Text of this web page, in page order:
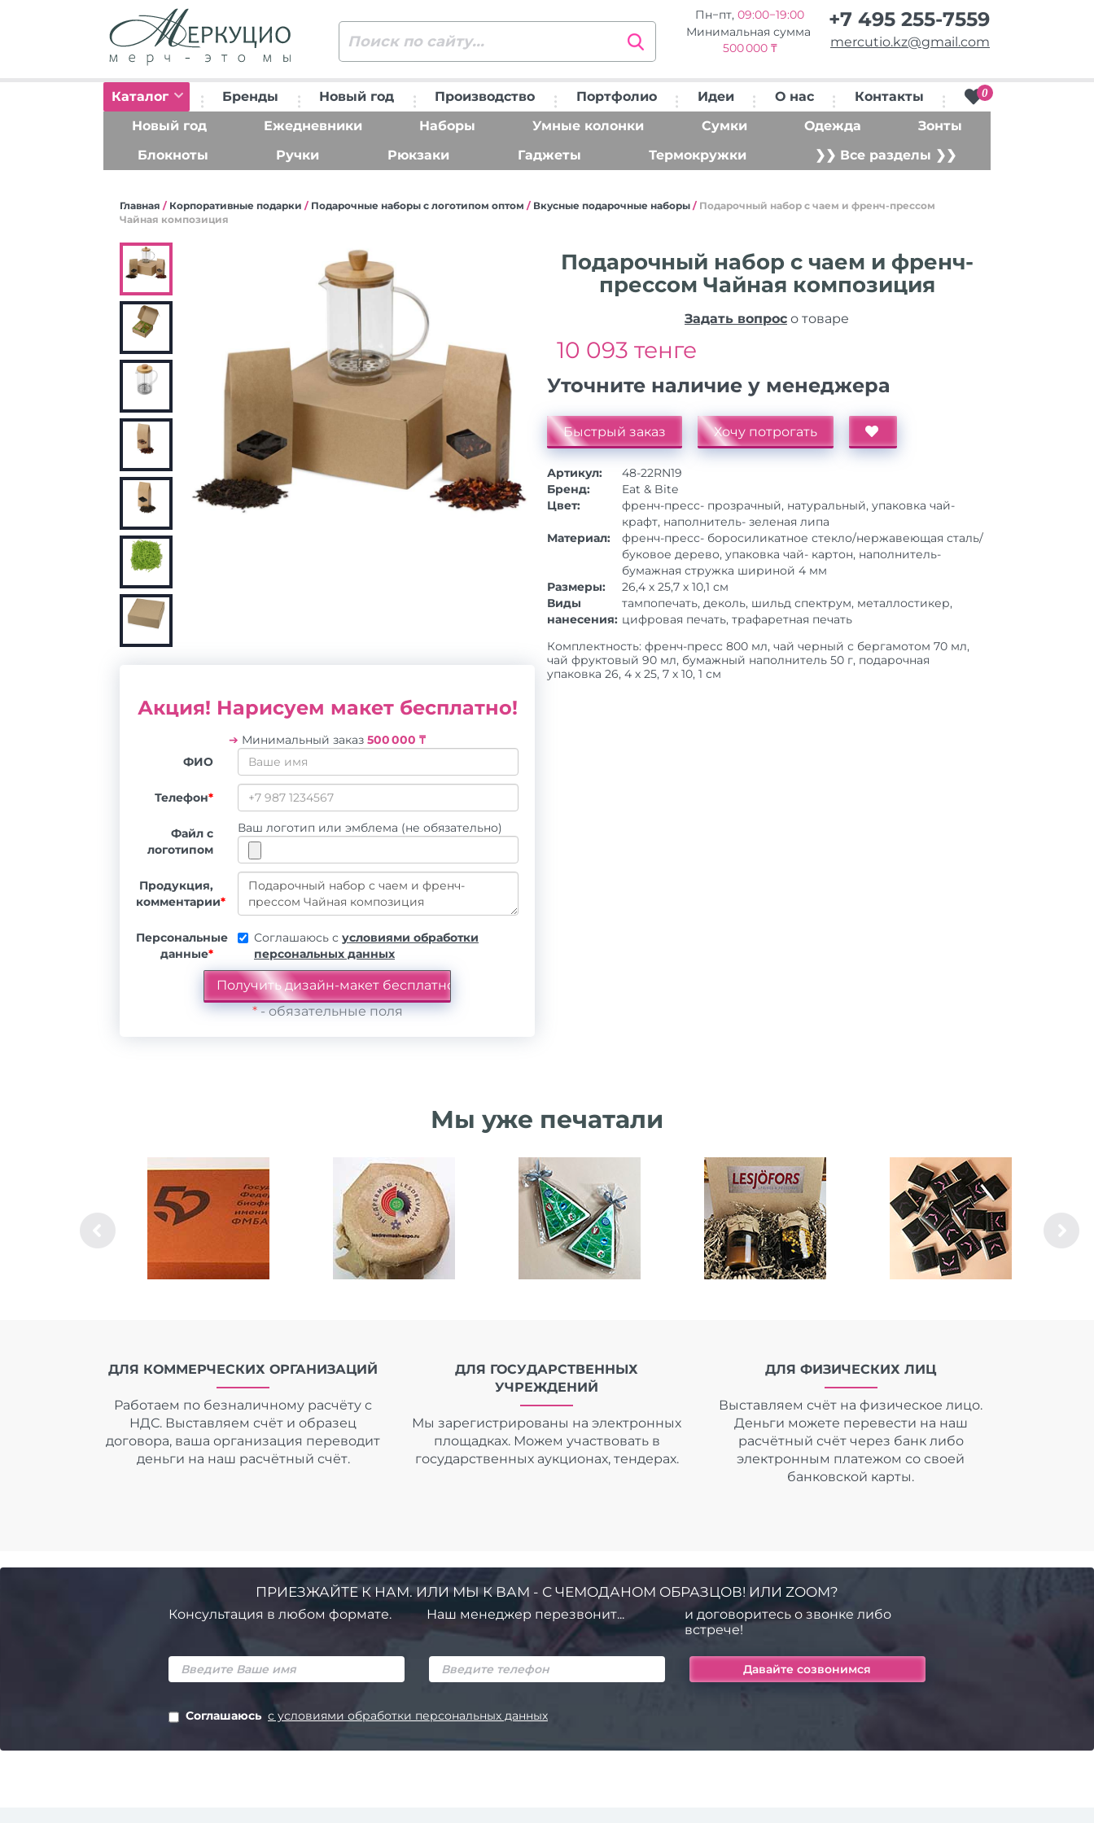
Пн−пт, 09:00−19:00
Минимальная сумма
500 000 ₸
+7 495 255-7559
mercutio.kz@gmail.com
Каталог Бренды Новый год Производство Портфолио Идеи О нас Контакты 0
Новый год Ежедневники Наборы Умные колонки Сумки Одежда
Зонты
Блокноты
Ручки Рюкзаки Гаджеты Термокружки ❯❯ Все разделы ❯❯
Главная / Корпоративные подарки / Подарочные наборы с логотипом оптом / Вкусные подарочные наборы / Подарочный набор с чаем и френч-прессом
Чайная композиция
Акция! Нарисуем макет бесплатно!
➔ Минимальный заказ 500 000 ₸
ФИО
Телефон*
Файл с
логотипом
Ваш логотип или эмблема (не обязательно)
Продукция,
комментарии*
Персональные
данные*
Соглашаюсь с условиями обработки
персональных данных
*- обязательные поля
Подарочный набор с чаем и френч-
прессом Чайная композиция
Задать вопрос о товаре
10 093 тенге
Уточните наличие у менеджера
Быстрый заказ Хочу потрогать
Артикул:
48-22RN19
Бренд:
Eat & Bite
Цвет:
френч-пресс- прозрачный, натуральный, упаковка чай-
крафт, наполнитель- зеленая липа
Материал:
френч-пресс- боросиликатное стекло/нержавеющая сталь/
буковое дерево, упаковка чай- картон, наполнитель-
бумажная стружка шириной 4 мм
Размеры:
26,4 х 25,7 х 10,1 см
Виды
нанесения:
тампопечать, деколь, шильд спектрум, металлостикер,
цифровая печать, трафаретная печать
Комплектность: френч-пресс 800 мл, чай черный с бергамотом 70 мл,
чай фруктовый 90 мл, бумажный наполнитель 50 г, подарочная
упаковка 26, 4 х 25, 7 х 10, 1 см
Мы уже печатали
ДЛЯ КОММЕРЧЕСКИХ ОРГАНИЗАЦИЙ
Работаем по безналичному расчёту с
НДС. Выставляем счёт и образец
договора, ваша организация переводит
деньги на наш расчётный счёт.
ДЛЯ ГОСУДАРСТВЕННЫХ
УЧРЕЖДЕНИЙ
Мы зарегистрированы на электронных
площадках. Можем участвовать в
государственных аукционах, тендерах.
ДЛЯ ФИЗИЧЕСКИХ ЛИЦ
Выставляем счёт на физическое лицо.
Деньги можете перевести на наш
расчётный счёт через банк либо
электронным платежом со своей
банковской карты.
ПРИЕЗЖАЙТЕ К НАМ. ИЛИ МЫ К ВАМ - С ЧЕМОДАНОМ ОБРАЗЦОВ! ИЛИ ZOOM?
Консультация в любом формате. Наш менеджер перезвонит...
и договоритесь о звонке либо
встрече!
Соглашаюсь с условиями обработки персональных данных